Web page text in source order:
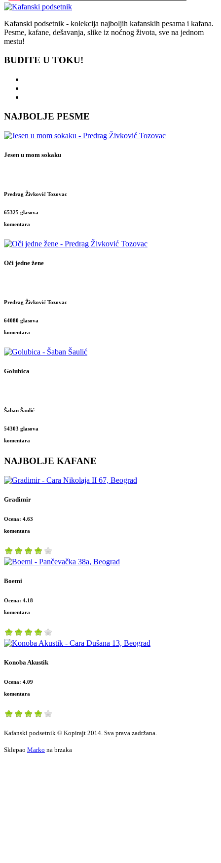
Kafanski podsetnik - kolekcija najboljih kafanskih pesama i kafana.
Pesme, kafane, dešavanja, slike iz noćnog života, sve na jednom
mestu!
BUDITE U TOKU!
NAJBOLJE PESME
Jesen u mom sokaku
Predrag Živković Tozovac
65325 glasova
komentara
Oči jedne žene
Predrag Živković Tozovac
64080 glasova
komentara
Golubica
Šaban Šaulić
54303 glasova
komentara
NAJBOLJE KAFANE
Gradimir
Ocena: 4.63
komentara
Boemi
Ocena: 4.18
komentara
Konoba Akustik
Ocena: 4.09
komentara
Kafanski podsetnik © Kopirajt 2014. Sva prava zadržana.
Sklepao Marko na brzaka